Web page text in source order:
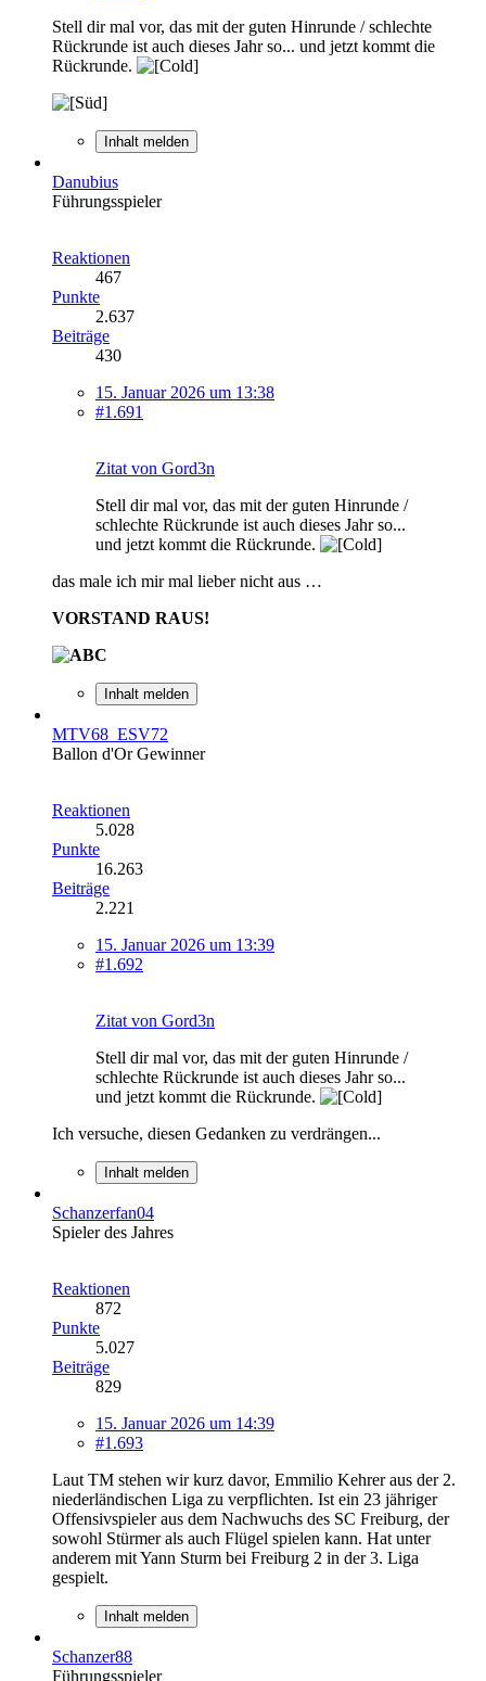
Stell dir mal vor, das mit der guten Hinrunde / schlechte
Rückrunde ist auch dieses Jahr so... und jetzt kommt die
Rückrunde.
Inhalt melden
Danubius
Führungsspieler
Reaktionen
467
Punkte
2.637
Beiträge
430
15. Januar 2026 um 13:38
#1.691
Zitat von Gord3n
Stell dir mal vor, das mit der guten Hinrunde /
schlechte Rückrunde ist auch dieses Jahr so...
und jetzt kommt die Rückrunde.
das male ich mir mal lieber nicht aus …
VORSTAND RAUS!
Inhalt melden
MTV68_ESV72
Ballon d'Or Gewinner
Reaktionen
5.028
Punkte
16.263
Beiträge
2.221
15. Januar 2026 um 13:39
#1.692
Zitat von Gord3n
Stell dir mal vor, das mit der guten Hinrunde /
schlechte Rückrunde ist auch dieses Jahr so...
und jetzt kommt die Rückrunde.
Ich versuche, diesen Gedanken zu verdrängen...
Inhalt melden
Schanzerfan04
Spieler des Jahres
Reaktionen
872
Punkte
5.027
Beiträge
829
15. Januar 2026 um 14:39
#1.693
Laut TM stehen wir kurz davor, Emmilio Kehrer aus der 2.
niederländischen Liga zu verpflichten. Ist ein 23 jähriger
Offensivspieler aus dem Nachwuchs des SC Freiburg, der
sowohl Stürmer als auch Flügel spielen kann. Hat unter
anderem mit Yann Sturm bei Freiburg 2 in der 3. Liga
gespielt.
Inhalt melden
Schanzer88
Führungsspieler